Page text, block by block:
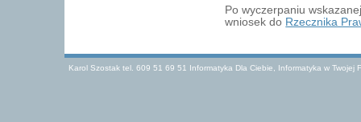
Po wyczerpaniu
wniosek do Rzecznika
Karol Szostak tel. 609 51 69 51 Informatyka Dla Ciebie, Informatyka w Twojej